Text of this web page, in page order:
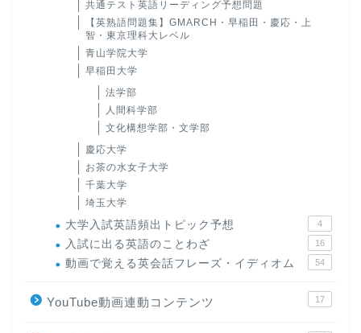
共通テスト英語リーディング予想問題
【英熟語問題集】GMARCH・早稲田・慶応・上
智・東京理科大レベル
青山学院大学
早稲田大学
法学部
人間科学部
文化構想学部・文学部
慶応大学
お茶の水女子大学
千葉大学
埼玉大学
大学入試英語頻出トピック予想 4
入試に出る英語のことわざ 16
動画で覚える英会話フレーズ・イディオム 54
YouTube動画連動コンテンツ 17